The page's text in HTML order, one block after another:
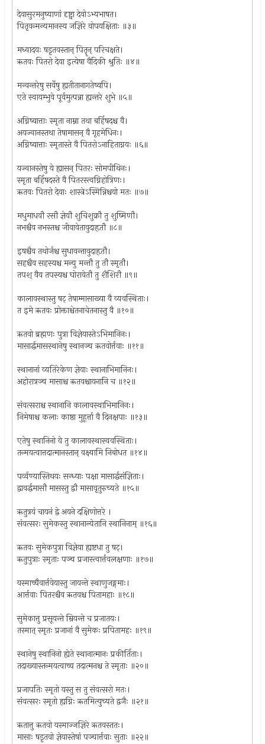
देवासुरमनुष्याणां दृष्ट्वा देवोऽभ्यभाषत।
पितृवन्मन्यमानस्य जज्ञिरे वोपयक्षिताः ॥३॥
मध्वादयः षडृतवस्तान् पितॄन् परिचक्षते।
ऋतवः पितरो देवा इत्येषा वैदिकी श्रुतिः ॥४॥
मन्वन्तरेषु सर्वेषु ह्यतीतानागतेष्वपि।
एते स्वायम्भुवे पूर्वमुत्पन्ना ह्यन्तरे शुभे ॥५॥
अग्निष्वात्ताः स्मृता नाम्ना तथा बर्हिषदश्च वै।
अयज्वानस्तथा तेषामासन् वै गृहमेधिनः।
अग्निष्वात्ताः स्मृतास्ते वै पितरोऽनाहिताग्नयः ॥६॥
यज्वानस्तेषु ये ह्यासन् पितरः सोमपीथिनः।
स्मृता बर्हिषदस्ते वै पितरस्त्वग्निहोत्रिणः।
ऋतवः पितरो देवाः शास्त्रेऽस्मिन्निश्चयो मतः ॥७॥
मधुमाधवौ रसौ ज्ञेयौ शुचिशुक्रौ तु शुष्मिणौ।
नभश्चैव नभस्तश्च जीवावेतावुदाहृतौ ॥८॥
इषश्चैव तथोर्जश्च सुधावन्तावुदाहृतौ।
सहश्चैव सहस्यश्च मन्यु मन्तौ तु तौ स्मृतौ।
तपश् वैव तपस्यश्च घोरावेतौ तु शैशिरौ ॥९॥
कालावस्थास्तु षट् तेषाम्मासाख्या वै व्यवस्थिताः।
त इमे ऋतवः प्रोक्ताश्चेतनाचेतनास्तु वै ॥१०॥
ऋतवो ब्रह्मणः पुत्रा विज्ञेयास्तेऽभिमानिनः।
मासार्द्धमासस्थानेषु स्थानञ्च ऋतवोर्त्तवाः ॥११॥
स्थानानां व्यतिरेकेण ज्ञेयाः स्थानाभिमानिनः।
अहोरात्रञ्च मासाश्च ऋतवश्चायनानि च ॥१२॥
संवत्सराश्च स्थानानि कालावस्थाभिमानिनः।
निमेषाश्च कलाः काष्ठा मुहूर्त्ता वै दिनक्षपाः ॥१३॥
एतेषु स्थानिनो ये तु कालावस्थास्ववस्थिताः।
तन्मयत्वात्तदात्मानस्तान् वक्ष्यामि निबोधत ॥१४॥
पर्व्वण्यास्तिथयः सन्ध्याः पक्षा मासार्द्धसंज्ञिताः।
द्वावर्द्धमासौ मासस्तु द्वौ मासावृतुरुच्यते ॥१५॥
ऋतुत्रयं चायनं द्वे अयने दक्षिणोत्तरे ।
संवत्सरः सुमेकस्तु स्थानान्येतानि स्थानिनाम् ॥१६॥
ऋतवः सुमेकपुत्रा विज्ञेया ह्यष्टधा तु षट्।
ऋतुपुत्राः स्मृताः पञ्च प्रजास्त्वार्त्तवलक्षणाः ॥१७॥
यस्माच्चैवार्त्तवेयास्तु जायन्ते स्थाणुजङ्गमाः।
आर्त्तवाः पितरश्चैव ऋतवश्च पितामहाः ॥१८॥
सुमेकात्तु प्रसूयन्ते म्रियन्ते च प्रजातयः।
तस्मात् स्मृतः प्रजानां वै सुमेकः प्रपितामहः ॥१९॥
स्थानेषु स्थानिनो ह्येते स्थानात्मानः प्रकीर्तिताः।
तदाख्यास्तन्मयत्वाच्च तदात्मनश्च ते स्मृताः ॥२०॥
प्रजापतिः स्मृतो यस्तु स तु संवत्सरो मतः।
संवत्सरः स्मृतो ह्यग्निः ऋतमित्युच्यते द्वजैः ॥२१॥
ऋतात्तु ऋतवो यस्माज्जज्ञिरे ऋतवस्ततः।
मासाः षडृतवो ज्ञेयास्तेषां पञ्चार्त्तवाः सुताः ॥२२॥